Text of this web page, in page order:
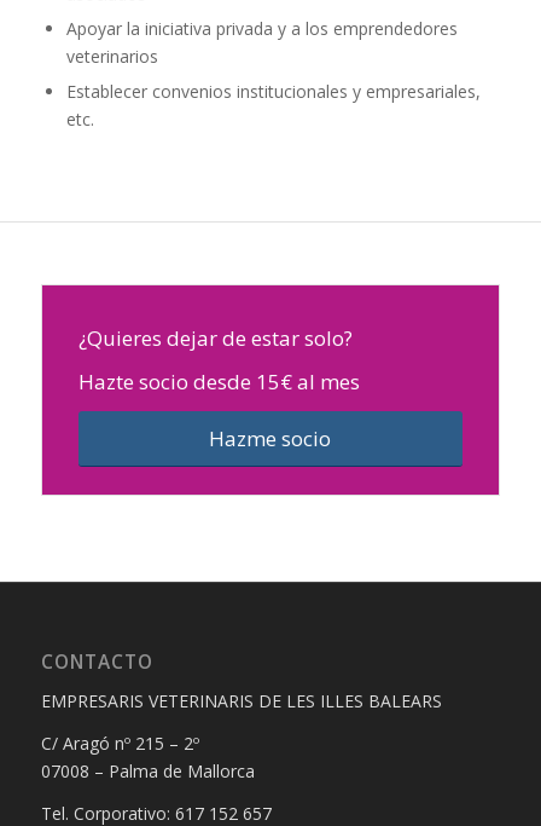
Apoyar la iniciativa privada y a los emprendedores
veterinarios
Establecer convenios institucionales y empresariales,
etc.
¿Quieres dejar de estar solo?
Hazte socio desde 15€ al mes
Hazme socio
CONTACTO
EMPRESARIS VETERINARIS DE LES ILLES BALEARS
C/ Aragó nº 215 – 2º
07008 – Palma de Mallorca
Tel. Corporativo: 617 152 657